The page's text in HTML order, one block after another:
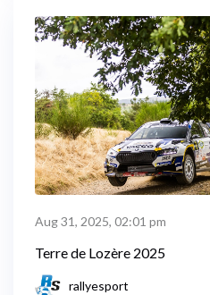
Aug 31, 2025, 02:01 pm
Terre de Lozère 2025
rallyesport